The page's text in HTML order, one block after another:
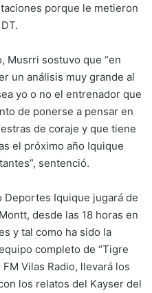
porque le metieron
Musrri sostuvo que “en
un análisis muy grande al
yo o no el entrenador que
de ponerse a pensar en
de coraje y que tiene
el próximo año Iquique
sentenció.
Deportes Iquique jugará de
desde las 18 horas en
y tal como ha sido la
completo de “Tigre
Vilas Radio, llevará los
los relatos del Kayser del